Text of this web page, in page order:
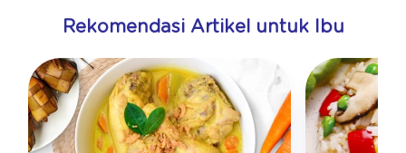
Rekomendasi Artikel untuk Ibu